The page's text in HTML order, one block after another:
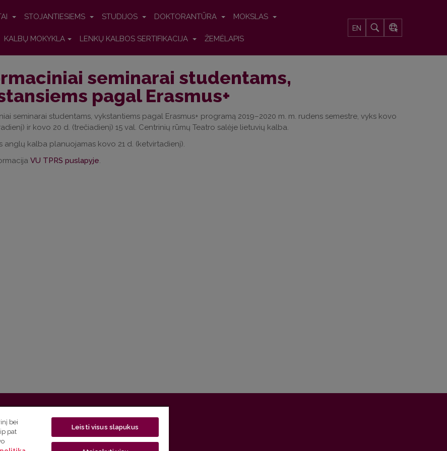
STOJANTIESIEMS STUDIJOS DOKTORANTŪRA MOKSLAS
KALBŲ MOKYKLA LENKŲ KALBOS SERTIFIKACIJA ŽEMĖLAPIS
EN
seminarai studentams,
pagal Erasmus+
seminarai studentams, vykstantiems pagal Erasmus+ programą 2019–2020 m. m. rudens semestre, vyks kovo
irkovo 20 d. (trečiadienį) 15 val. Centrinių rūmų Teatro salėje lietuvių kalba.
anglų kalba planuojamas kovo 21 d. (ketvirtadienį).
VU TPRS puslapyje.
01131 Vilnius
7208 | El. paštasstudijos@flf.vu.lt
bei
pat
Leisti visus slapukus